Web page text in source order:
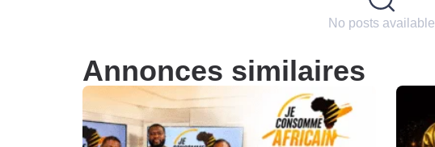
No posts available
Annonces similaires